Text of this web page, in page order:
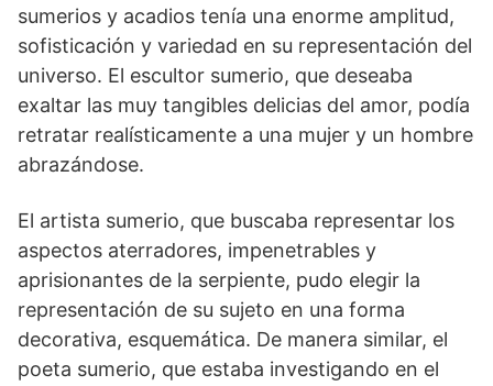
sumerios y acadios tenía una enorme amplitud,
sofisticación y variedad en su representación del
universo. El escultor sumerio, que deseaba
exaltar las muy tangibles delicias del amor, podía
retratar realísticamente a una mujer y un hombre
abrazándose.
El artista sumerio, que buscaba representar los
aspectos aterradores, impenetrables y
aprisionantes de la serpiente, pudo elegir la
representación de su sujeto en una forma
decorativa, esquemática. De manera similar, el
poeta sumerio, que estaba investigando en el